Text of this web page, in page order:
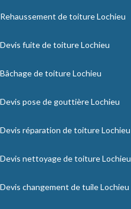
Rehaussement de toiture Lochieu
Devis fuite de toiture Lochieu
Bâchage de toiture Lochieu
Devis pose de gouttière Lochieu
Devis réparation de toiture Lochieu
Devis nettoyage de toiture Lochieu
Devis changement de tuile Lochieu